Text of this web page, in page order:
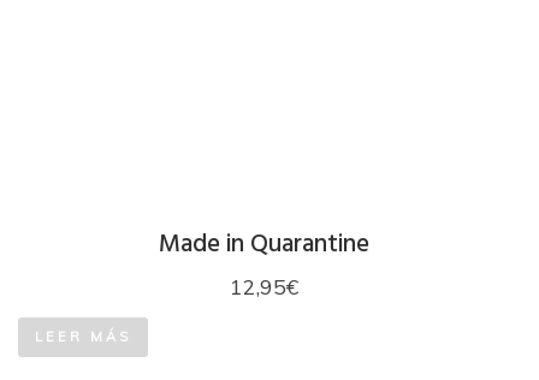
Made in Quarantine
12,95€
LEER MÁS